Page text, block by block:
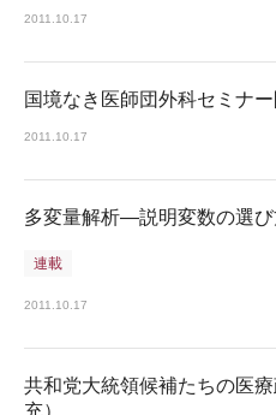
2011.10.17
国境なき医師団外科セミナ
2011.10.17
多変量解析―説明変数の選び
連載
2011.10.17
共和党大統領候補たちの医
充）